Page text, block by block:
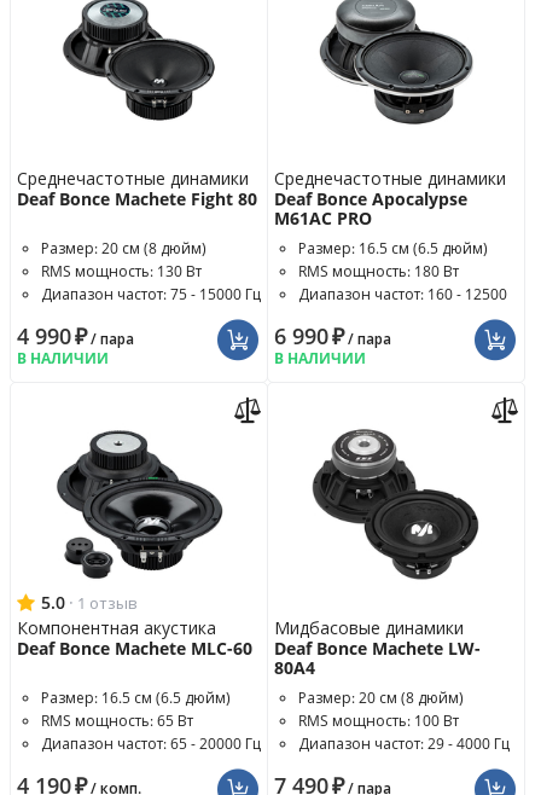
Среднечастотные динамики
Deaf Bonce Machete Fight 80
Размер: 20 см (8 дюйм)
RMS мощность: 130 Вт
Диапазон частот: 75 - 15000 Гц
4 990₽/ пара
В НАЛИЧИИ
Среднечастотные динамики
Deaf Bonce Apocalypse
M61AC PRO
Размер: 16.5 см (6.5 дюйм)
RMS мощность: 180 Вт
Диапазон частот: 160 - 12500
6 990₽/ пара
В НАЛИЧИИ
5.0 · 1 отзыв
Компонентная акустика
Deaf Bonce Machete MLC-60
Размер: 16.5 см (6.5 дюйм)
RMS мощность: 65 Вт
Диапазон частот: 65 - 20000 Гц
4 190₽/ комп.
Мидбасовые динамики
Deaf Bonce Machete LW-
80A4
Размер: 20 см (8 дюйм)
RMS мощность: 100 Вт
Диапазон частот: 29 - 4000 Гц
7 490₽/ пара